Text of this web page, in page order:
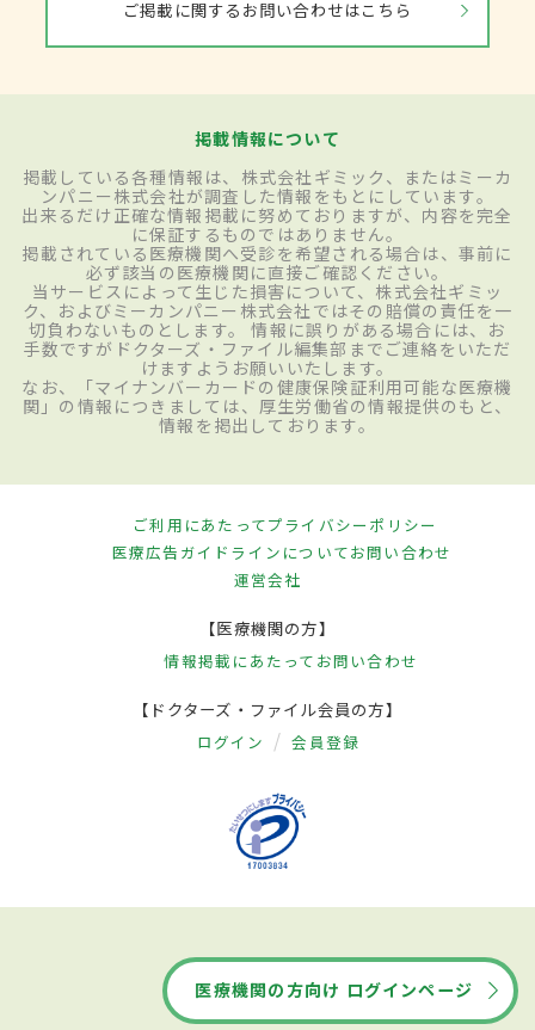
ご掲載に関するお問い合わせはこちら
掲載情報について
掲載している各種情報は、株式会社ギミック、またはミーカ
ンパニー株式会社が調査した情報をもとにしています。
出来るだけ正確な情報掲載に努めておりますが、内容を完全
に保証するものではありません。
掲載されている医療機関へ受診を希望される場合は、事前に
必ず該当の医療機関に直接ご確認ください。
当サービスによって生じた損害について、株式会社ギミッ
ク、およびミーカンパニー株式会社ではその賠償の責任を一
切負わないものとします。 情報に誤りがある場合には、お
手数ですがドクターズ・ファイル編集部までご連絡をいただ
けますようお願いいたします。
なお、「マイナンバーカードの健康保険証利用可能な医療機
関」の情報につきましては、厚生労働省の情報提供のもと、
情報を掲出しております。
ご利用にあたってプライバシーポリシー
医療広告ガイドラインについてお問い合わせ
運営会社
【医療機関の方】
情報掲載にあたって お問い合わせ
【ドクターズ・ファイル会員の方】
ログイン 会員登録
医療機関の方向け ログインページ